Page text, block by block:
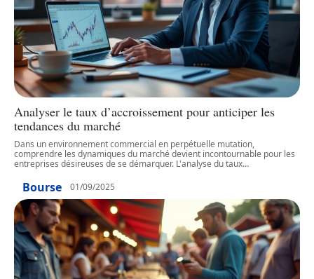
Analyser le taux d’accroissement pour anticiper les
tendances du marché
Dans un environnement commercial en perpétuelle mutation,
comprendre les dynamiques du marché devient incontournable pour les
entreprises désireuses de se démarquer. L'analyse du taux…
Bourse 01/09/2025